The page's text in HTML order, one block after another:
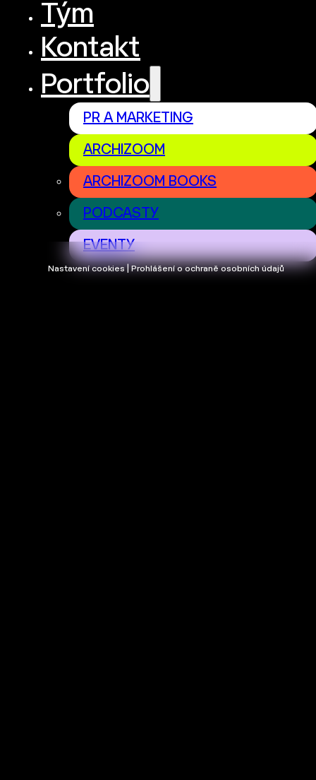
Nastavení cookies | Prohlášení o ochraně osobních údajů
Tým
Kontakt
Portfolio
PR A MARKETING
ARCHIZOOM
ARCHIZOOM BOOKS
PODCASTY
EVENTY